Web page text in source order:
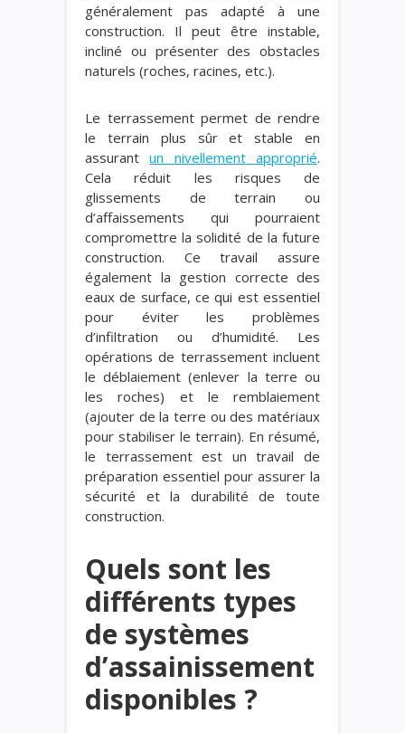
généralement pas adapté à une
construction. Il peut être instable,
incliné ou présenter des obstacles
naturels (roches, racines, etc.).
Le terrassement permet de rendre
le terrain plus sûr et stable en
assurantun nivellement approprié.
Cela réduit les risques de
glissements de terrain ou
d’affaissements qui pourraient
compromettre la solidité de la future
construction. Ce travail assure
également la gestion correcte des
eaux de surface, ce qui est essentiel
pour éviter les problèmes
d’infiltration ou d’humidité. Les
opérations de terrassement incluent
le déblaiement (enlever la terre ou
les roches) et le remblaiement
(ajouter de la terre ou des matériaux
pour stabiliser le terrain). En résumé,
le terrassement est un travail de
préparation essentiel pour assurer la
sécurité et la durabilité de toute
construction.
Quels sont les
différents types
de systèmes
d’assainissement
disponibles ?